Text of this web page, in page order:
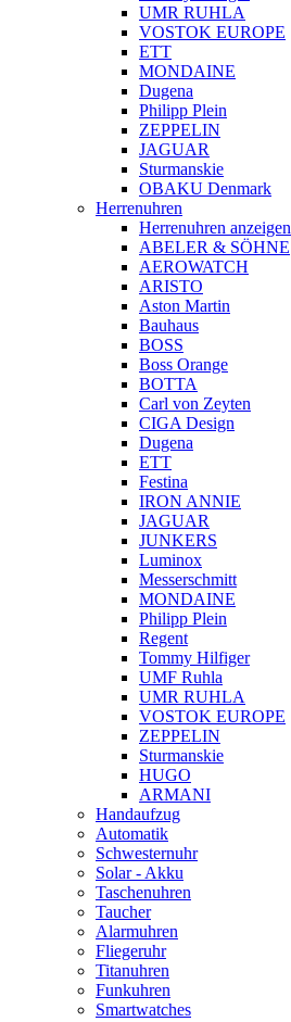
UMR RUHLA
VOSTOK EUROPE
ETT
MONDAINE
Dugena
Philipp Plein
ZEPPELIN
JAGUAR
Sturmanskie
OBAKU Denmark
Herrenuhren
Herrenuhren anzeigen
ABELER & SÖHNE
AEROWATCH
ARISTO
Aston Martin
Bauhaus
BOSS
Boss Orange
BOTTA
Carl von Zeyten
CIGA Design
Dugena
ETT
Festina
IRON ANNIE
JAGUAR
JUNKERS
Luminox
Messerschmitt
MONDAINE
Philipp Plein
Regent
Tommy Hilfiger
UMF Ruhla
UMR RUHLA
VOSTOK EUROPE
ZEPPELIN
Sturmanskie
HUGO
ARMANI
Handaufzug
Automatik
Schwesternuhr
Solar - Akku
Taschenuhren
Taucher
Alarmuhren
Fliegeruhr
Titanuhren
Funkuhren
Smartwatches